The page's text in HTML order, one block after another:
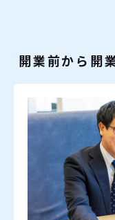
開業前から開